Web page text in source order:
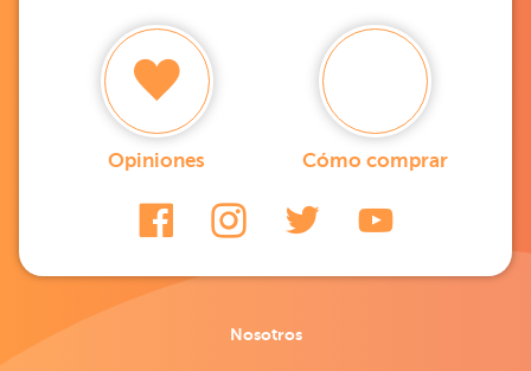
Opiniones Cómo comprar
Nosotros